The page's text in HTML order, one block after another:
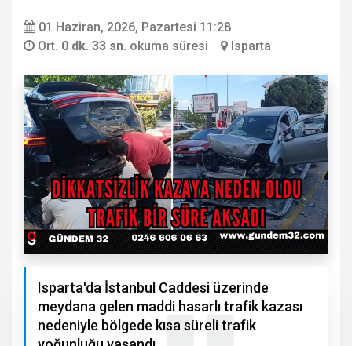
01 Haziran, 2026, Pazartesi 11:28
Ort. 0 dk. 33 sn. okuma süresi Isparta
Isparta'da İstanbul Caddesi üzerinde
meydana gelen maddi hasarlı trafik kazası
nedeniyle bölgede kısa süreli trafik